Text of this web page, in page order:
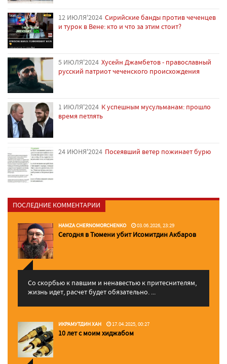
12 ИЮЛЯ'2024 Сирийские банды против чеченцев
и турок в Вене: кто и что за этим стоит?
5 ИЮЛЯ'2024 Хусейн Джамбетов - православный
русский патриот чеченского происхождения
1 ИЮЛЯ'2024 К успешным мусульманам: прошло
время петлять
24 ИЮНЯ'2024 Посеявший ветер пожинает бурю
ПОСЛЕДНИЕ КОММЕНТАРИИ
HAMZA CHERNOMORCHENKO 03.06.2026, 23:29
Сегодня в Тюмени убит Исомитдин Акбаров
Со скорбью к павшим и ненавестью к притеснителям,
жизнь идет, расчет будет обязательно. ...
ИКРАМУТДИН ХАН 17.04.2025, 00:27
10 лет с моим хиджабом